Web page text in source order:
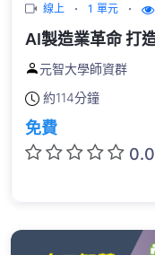
線上 1 單元
AI製造業革命 打
元智大學師資群
約114分鐘
免費
0.0